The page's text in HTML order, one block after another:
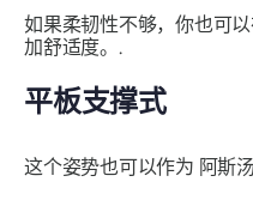
如果柔韧性不够，你也可
加舒适度。.
平板支撑式
这个姿势也可以作为 阿斯